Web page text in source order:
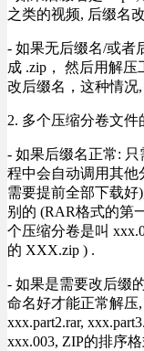
之类的视频, 后缀名
- 如果无后缀名/或者
成 .zip， 然后用解
改后缀名，这种情况
2. 多个压缩分卷文
- 如果后缀名正常:
程中会自动调用其他
需要提前全部下载好
别的 (RAR格式的第
个压缩分卷是叫
的 XXX.zip ) .
- 如果是需要改后缀
命名好才能正常解压
xxx.part2.rar,
xxx.003, ZIP的排序